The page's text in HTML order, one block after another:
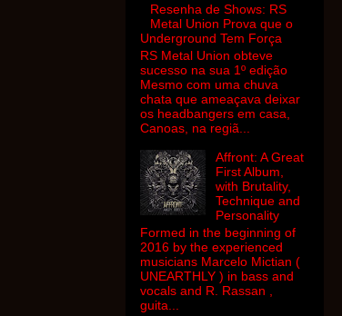
Resenha de Shows: RS
Metal Union Prova que o
Underground Tem Força
RS Metal Union obteve
sucesso na sua 1º edição
Mesmo com uma chuva
chata que ameaçava deixar
os headbangers em casa,
Canoas, na regiã...
Affront: A Great
First Album,
with Brutality,
Technique and
Personality
Formed in the beginning of
2016 by the experienced
musicians Marcelo Mictian (
UNEARTHLY ) in bass and
vocals and R. Rassan ,
guita...